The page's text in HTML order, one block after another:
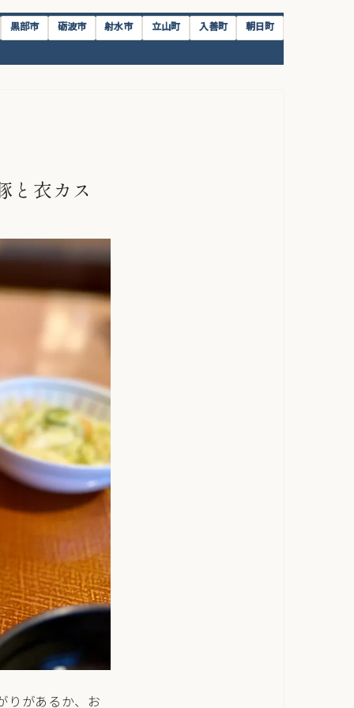
黒部市 砺波市 射水市 立山町 入善町 朝日町
と衣カス
りがあるか、お